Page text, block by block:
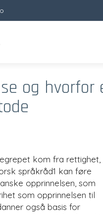
og
kom fra rettighet,
språkråd1 kan føre
opprinnelsen, som
som opprinnelsen til
også basis for